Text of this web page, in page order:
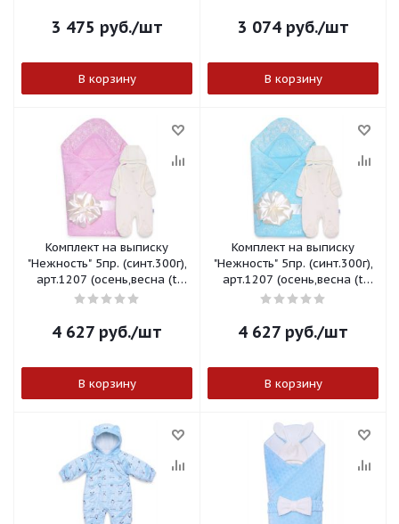
3 475 руб./шт
В корзину
3 074руб./шт
В корзину
Комплект на выписку
"Нежность" 5пр. (синт.300г),
арт.1207 (осень,весна (t
от+10 до-15 С)) Розовый
4 627 руб./шт
В корзину
Комплект на выписку
"Нежность" 5пр. (синт.300г),
арт.1207 (осень,весна (t
от+10 до-15 С)) Голубой
4 627 руб./шт
В корзину